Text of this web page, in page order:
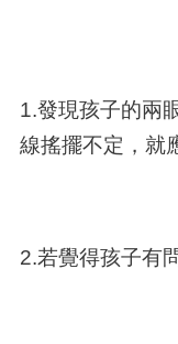
1.發現孩子的兩
線搖擺不定，就
2.若覺得孩子有